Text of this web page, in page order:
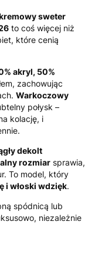
sweter
to coś więcej niż
które cenią
akryl, 50%
zachowując
Warkoczowy
połysk –
kolację, i
dekolt
rozmiar sprawia,
To model, który
i włoski wdzięk.
spódnicą lub
niezależnie